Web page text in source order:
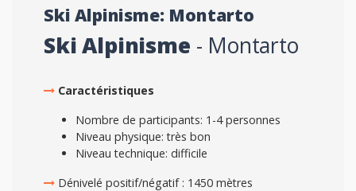
Ski Alpinisme: Montarto
Ski Alpinisme - Montarto
Caractéristiques
Nombre de participants: 1-4 personnes
Niveau physique: très bon
Niveau technique: difficile
Dénivelé positif/négatif : 1450 mètres